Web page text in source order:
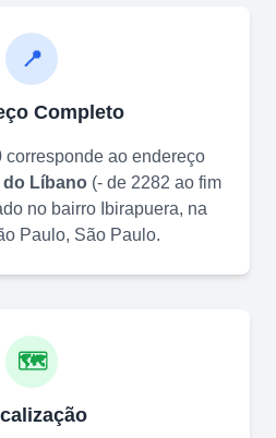
📍
Completo
corresponde ao endereço
do Líbano(- de 2282 ao fim
no bairro Ibirapuera, na
Paulo, São Paulo.
🗺️